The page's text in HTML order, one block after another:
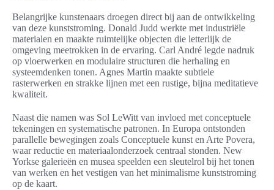
Belangrijke kunstenaars droegen direct bij aan de ontwikkeling
van deze kunststroming. Donald Judd werkte met industriële
materialen en maakte ruimtelijke objecten die letterlijk de
omgeving meetrokken in de ervaring. Carl André legde nadruk
op vloerwerken en modulaire structuren die herhaling en
systeemdenken tonen. Agnes Martin maakte subtiele
rasterwerken en strakke lijnen met een rustige, bijna meditatieve
kwaliteit.
Naast die namen was Sol LeWitt van invloed met conceptuele
tekeningen en systematische patronen. In Europa ontstonden
parallelle bewegingen zoals Conceptuele kunst en Arte Povera,
waar reductie en materiaalonderzoek centraal stonden. New
Yorkse galerieën en musea speelden een sleutelrol bij het tonen
van werken en het vestigen van het minimalisme kunststroming
op de kaart.